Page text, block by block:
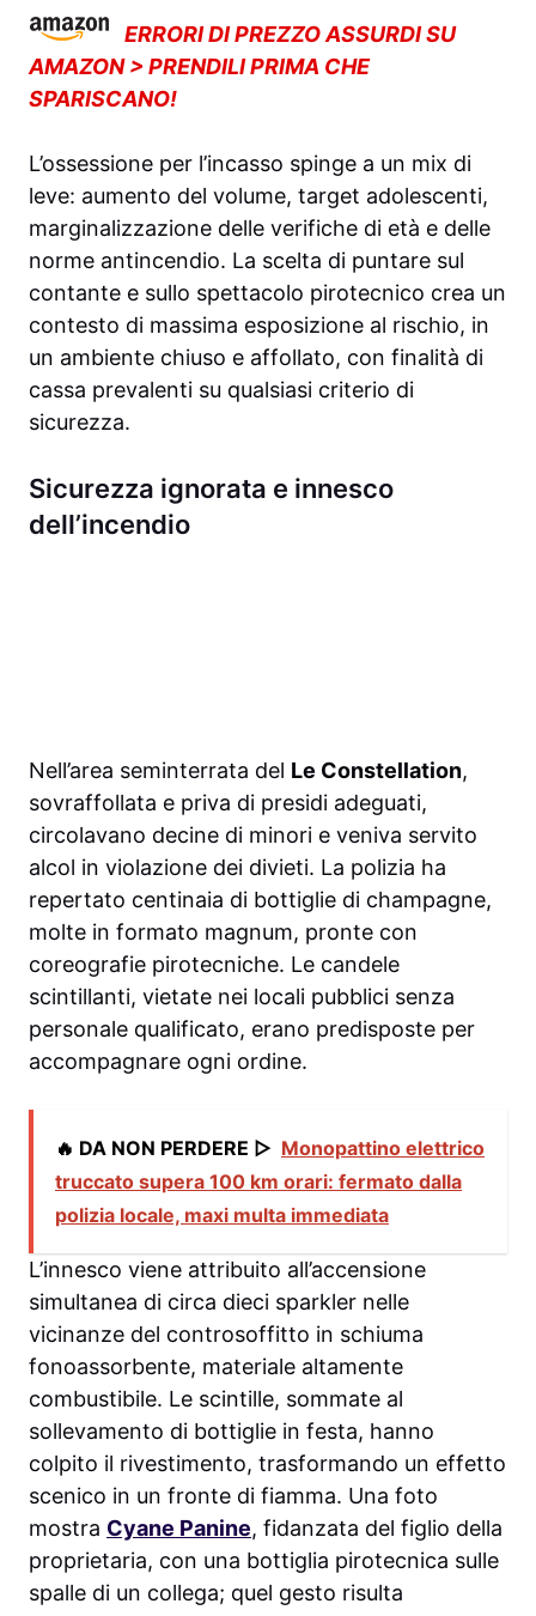
ERRORI DI PREZZO ASSURDI SU
AMAZON > PRENDILI PRIMA CHE
SPARISCANO!
L’ossessione per l’incasso spinge a un mix di
leve: aumento del volume, target adolescenti,
marginalizzazione delle verifiche di età e delle
norme antincendio. La scelta di puntare sul
contante e sullo spettacolo pirotecnico crea un
contesto di massima esposizione al rischio, in
un ambiente chiuso e affollato, con finalità di
cassa prevalenti su qualsiasi criterio di
sicurezza.
Sicurezza ignorata e innesco
dell’incendio
Nell’area seminterrata del Le Constellation,
sovraffollata e priva di presidi adeguati,
circolavano decine di minori e veniva servito
alcol in violazione dei divieti. La polizia ha
repertato centinaia di bottiglie di champagne,
molte in formato magnum, pronte con
coreografie pirotecniche. Le candele
scintillanti, vietate nei locali pubblici senza
personale qualificato, erano predisposte per
accompagnare ogni ordine.
🔥 DA NON PERDERE ▷ Monopattino elettrico
truccato supera 100 km orari: fermato dalla
polizia locale, maxi multa immediata
L’innesco viene attribuito all’accensione
simultanea di circa dieci sparkler nelle
vicinanze del controsoffitto in schiuma
fonoassorbente, materiale altamente
combustibile. Le scintille, sommate al
sollevamento di bottiglie in festa, hanno
colpito il rivestimento, trasformando un effetto
scenico in un fronte di fiamma. Una foto
mostra Cyane Panine, fidanzata del figlio della
proprietaria, con una bottiglia pirotecnica sulle
spalle di un collega; quel gesto risulta